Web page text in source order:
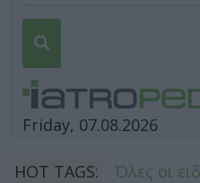
Friday, 07.08.2026
HOT TAGS:
Όλες οι